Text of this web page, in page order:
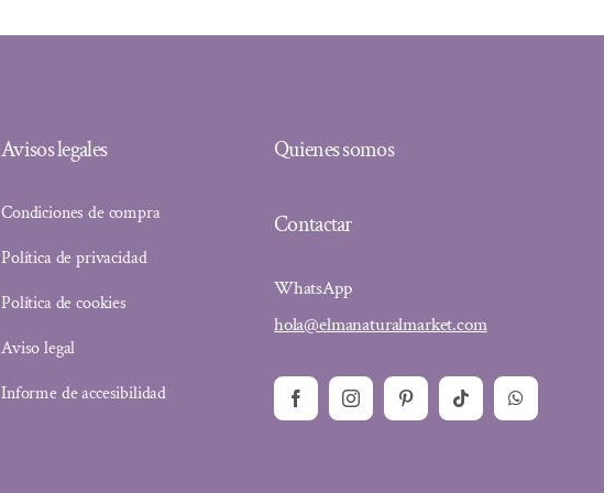
Avisos legales
Condiciones de compra
Política de privacidad
Política de cookies
Aviso legal
Informe de accesibilidad
Quienes somos
Contactar
WhatsApp
hola@elmanaturalmarket.com